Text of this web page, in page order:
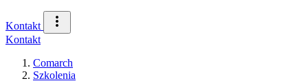
Kontakt
Kontakt
Comarch
Szkolenia